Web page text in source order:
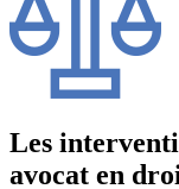
Les
avocat en